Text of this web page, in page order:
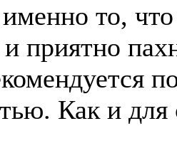
то, что
приятно
Как и для